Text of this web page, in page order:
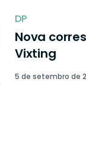
DP
Nova
Vixting
5 de setembro de